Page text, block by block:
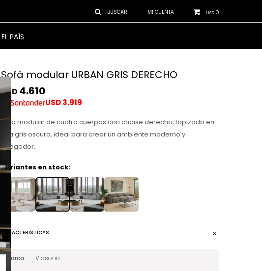
EL PAÍS
USD 0
Sofá modular URBAN GRIS DERECHO
USD 4.610
USD3.919
Sofá modular de cuatro cuerpos con chaise derecho, tapizado en
tela gris oscuro, ideal para crear un ambiente moderno y
acogedor.
Variantes en stock:
CARACTERÍSTICAS
Marca Viasono